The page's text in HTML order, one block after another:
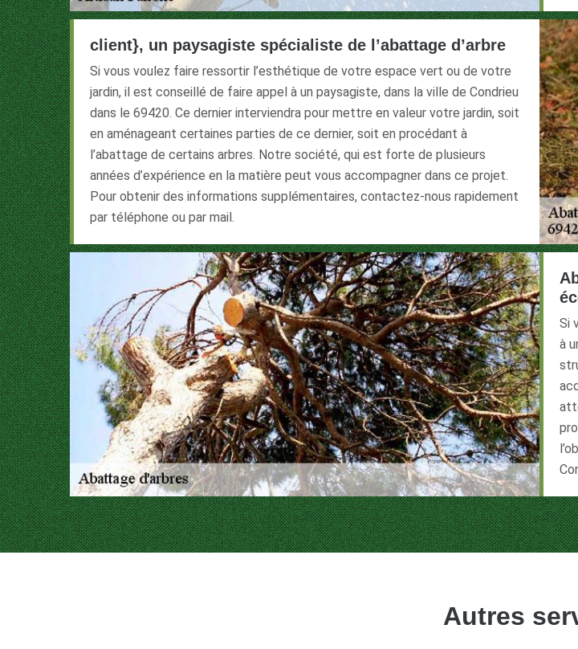
client}, un paysagiste spécialiste de l’abattage d’arbre
Si vous voulez faire ressortir l’esthétique de votre espace vert ou de votre
jardin, il est conseillé de faire appel à un paysagiste, dans la ville de Condrieu
dans le 69420. Ce dernier interviendra pour mettre en valeur votre jardin, soit
en aménageant certaines parties de ce dernier, soit en procédant à
l’abattage de certains arbres. Notre société, qui est forte de plusieurs
années d’expérience en la matière peut vous accompagner dans ce projet.
Pour obtenir des informations supplémentaires, contactez-nous rapidement
par téléphone ou par mail.
Si
à
Autres